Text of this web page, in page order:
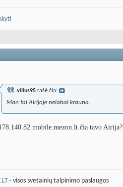
vilius95 rašė čia:
Man tai Airijoje nelabai krauna..
čia tavo Airija?
- visos svetainių talpinimo paslaugos